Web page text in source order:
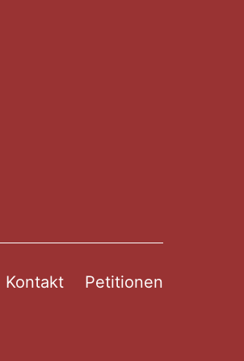
Kontakt Petitionen